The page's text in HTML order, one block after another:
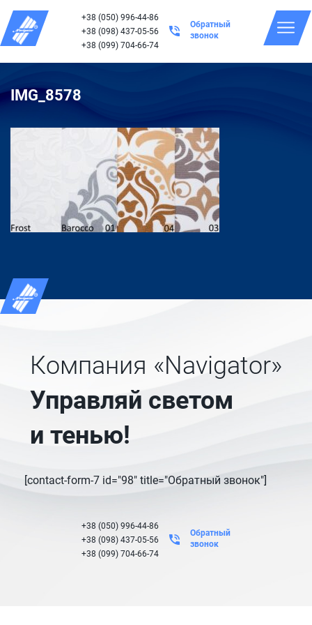
+38 (050) 996-44-86
+38 (098) 437-05-56
+38 (099) 704-66-74
Обратный
звонок
IMG_8578
Компания «Navigator»
Управляй светом
и тенью!
[contact-form-7 id="98" title="Обратный звонок"]
+38 (050) 996-44-86
+38 (098) 437-05-56
+38 (099) 704-66-74
Обратный
звонок